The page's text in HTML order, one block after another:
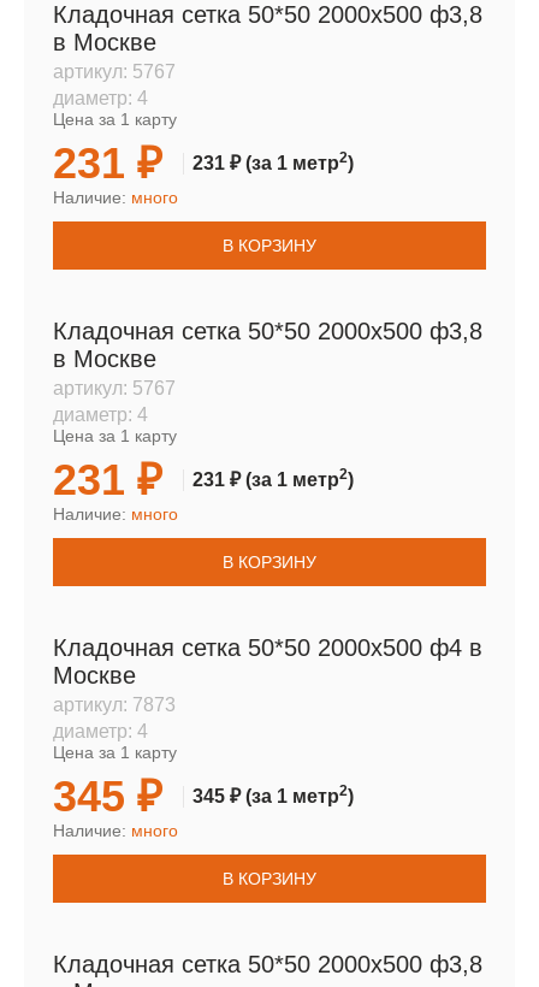
Кладочная сетка 50*50 2000х500 ф3,8
в Москве
артикул: 5767
диаметр: 4
Цена за 1 карту
231 ₽ 231 ₽(за 1 метр2)
Наличие: много
В КОРЗИНУ
Кладочная сетка 50*50 2000х500 ф3,8
в Москве
артикул: 5767
диаметр: 4
Цена за 1 карту
231 ₽ 231 ₽(за 1 метр2)
Наличие: много
В КОРЗИНУ
Кладочная сетка 50*50 2000х500 ф4 в
Москве
артикул: 7873
диаметр: 4
Цена за 1 карту
345 ₽ 345 ₽(за 1 метр2)
Наличие: много
В КОРЗИНУ
Кладочная сетка 50*50 2000х500 ф3,8